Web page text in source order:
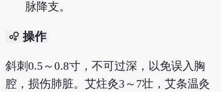
脉降支。
bubble_chart 操作
斜刺0.5～0.8寸，不可过深，以免误入胸
腔，损伤肺脏。艾炷灸3～7壮，艾条温灸